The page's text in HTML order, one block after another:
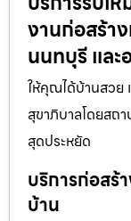
งานก่อสร้า
นนทบุรี และ
ให้คุณได้บ้านสวย
สุขาภิบาลโดยสถ
สุดประหยัด
บริการก่อสร้
บ้าน